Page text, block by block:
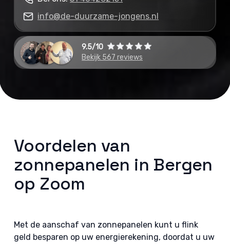
info@de-duurzame-jongens.nl
9.5/10
Bekijk 567 reviews
Voordelen van
zonnepanelen in Bergen
op Zoom
Met de aanschaf van zonnepanelen kunt u flink
geld besparen op uw energierekening, doordat u uw